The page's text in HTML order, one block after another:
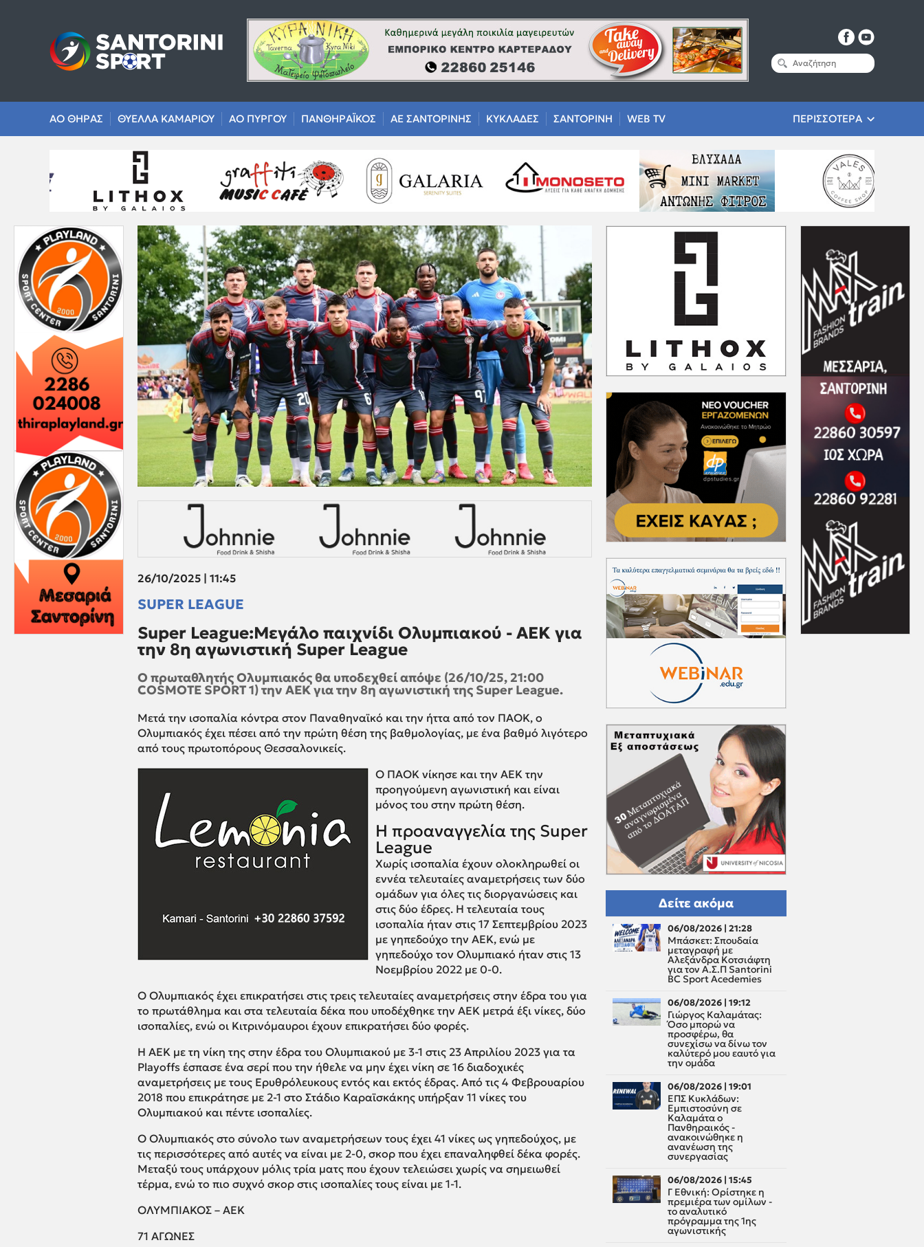
ΑΟ ΘΗΡΑΣ ΘΥΕΛΛΑ ΚΑΜΑΡΙΟΥ ΑΟ ΠΥΡΓΟΥ ΠΑΝΘΗΡΑΪΚΟΣ ΑΕ ΣΑΝΤΟΡΙΝΗΣ ΚΥΚΛΑΔΕΣ ΣΑΝΤΟΡΙΝΗ WEB TV ΠΕΡΙΣΣΟΤΕΡΑ
26/10/2025 | 11:45
SUPER LEAGUE
Super League:Μεγάλο παιχνίδι Ολυμπιακού - ΑΕΚ για
την 8η αγωνιστική Super League
Ο πρωταθλητής Ολυμπιακός θα υποδεχθεί απόψε (26/10/25, 21:00
COSMOTE SPORT 1) την ΑΕΚ για την 8η αγωνιστική της Super League.
Μετά την ισοπαλία κόντρα στον Παναθηναϊκό και την ήττα από τον ΠΑΟΚ, ο
Ολυμπιακός έχει πέσει από την πρώτη θέση της βαθμολογίας, με ένα βαθμό λιγότερο
από τους πρωτοπόρους Θεσσαλονικείς.
Ο ΠΑΟΚ νίκησε και την ΑΕΚ την
προηγούμενη αγωνιστική και είναι
μόνος του στην πρώτη θέση.
Η προαναγγελία της Super
League
Χωρίς ισοπαλία έχουν ολοκληρωθεί οι
εννέα τελευταίες αναμετρήσεις των δύο
ομάδων για όλες τις διοργανώσεις και
στις δύο έδρες. Η τελευταία τους
ισοπαλία ήταν στις 17 Σεπτεμβρίου 2023
με γηπεδούχο την ΑΕΚ, ενώ με
γηπεδούχο τον Ολυμπιακό ήταν στις 13
Νοεμβρίου 2022 με 0-0.
Ο Ολυμπιακός έχει επικρατήσει στις τρεις τελευταίες αναμετρήσεις στην έδρα του για
το πρωτάθλημα και στα τελευταία δέκα που υποδέχθηκε την ΑΕΚ μετρά έξι νίκες, δύο
ισοπαλίες, ενώ οι Κιτρινόμαυροι έχουν επικρατήσει δύο φορές.
Η ΑΕΚ με τη νίκη της στην έδρα του Ολυμπιακού με 3-1 στις 23 Απριλίου 2023 για τα
Playoffs έσπασε ένα σερί που την ήθελε να μην έχει νίκη σε 16 διαδοχικές
αναμετρήσεις με τους Ερυθρόλευκους εντός και εκτός έδρας. Από τις 4 Φεβρουαρίου
2018 που επικράτησε με 2-1 στο Στάδιο Καραϊσκάκης υπήρξαν 11 νίκες του
Ολυμπιακού και πέντε ισοπαλίες.
Ο Ολυμπιακός στο σύνολο των αναμετρήσεων τους έχει 41 νίκες ως γηπεδούχος, με
τις περισσότερες από αυτές να είναι με 2-0, σκορ που έχει επαναληφθεί δέκα φορές.
Μεταξύ τους υπάρχουν μόλις τρία ματς που έχουν τελειώσει χωρίς να σημειωθεί
τέρμα, ενώ το πιο συχνό σκορ στις ισοπαλίες τους είναι με 1-1.
ΟΛΥΜΠΙΑΚΟΣ – AEK
71 ΑΓΩΝΕΣ
Δείτε ακόμα
06/08/2026 | 21:28
Μπάσκετ: Σπουδαία
μεταγραφή με
Αλεξάνδρα Κοτσιάφτη
για τον A.Σ.Π Santorini
BC Sport Acedemies
06/08/2026 | 19:12
Γιώργος Καλαμάτας:
Όσο μπορώ να
προσφέρω, θα
συνεχίσω να δίνω τον
καλύτερό μου εαυτό για
την ομάδα
06/08/2026 | 19:01
ΕΠΣ Κυκλάδων:
Εμπιστοσύνη σε
Καλαμάτα ο
Πανθηραικός -
ανακοινώθηκε η
ανανέωση της
συνεργασίας
06/08/2026 | 15:45
Γ Εθνική: Ορίστηκε η
πρεμιέρα των ομίλων -
το αναλυτικό
πρόγραμμα της 1ης
αγωνιστικής